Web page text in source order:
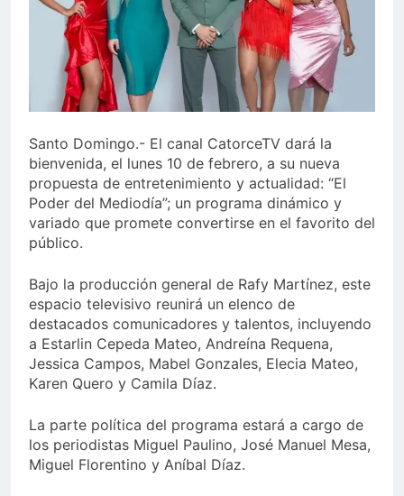
Juegos de Azar
Metro de SD amplía
horario por Juegos
Centroamericanos
4 Días Ago
Santo Domingo.- El canal CatorceTV dará la
bienvenida, el lunes 10 de febrero, a su nueva
propuesta de entretenimiento y actualidad: “El
Poder del Mediodía”; un programa dinámico y
variado que promete convertirse en el favorito del
público.
Bajo la producción general de Rafy Martínez, este
espacio televisivo reunirá un elenco de
destacados comunicadores y talentos, incluyendo
a Estarlin Cepeda Mateo, Andreína Requena,
Jessica Campos, Mabel Gonzales, Elecia Mateo,
Karen Quero y Camila Díaz.
La parte política del programa estará a cargo de
los periodistas Miguel Paulino, José Manuel Mesa,
Miguel Florentino y Aníbal Díaz.